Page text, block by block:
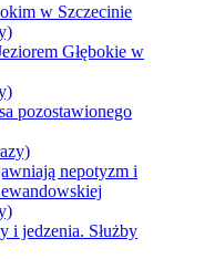
w Szczecinie
Głębokie w
pozostawionego
nepotyzm i
i jedzenia. Służby